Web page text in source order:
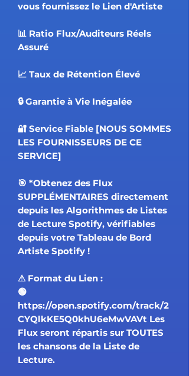
vous fournissez le Lien d'Artiste
📊 Ratio Flux/Auditeurs Réels
Assuré
📈 Taux de Rétention Élevé
🔒 Garantie à Vie Inégalée
🔐 Service Fiable [NOUS SOMMES
LES FOURNISSEURS DE CE
SERVICE]
🎯 *Obtenez des Flux
SUPPLÉMENTAIRES directement
depuis les Algorithmes de Listes
de Lecture Spotify, vérifiables
depuis votre Tableau de Bord
Artiste Spotify !
⚠ Format du Lien :
🟢
https://open.spotify.com/track/2
CYQlkKE5Q0khU6eMwVAVt Les
Flux seront répartis sur TOUTES
les chansons de la Liste de
Lecture.